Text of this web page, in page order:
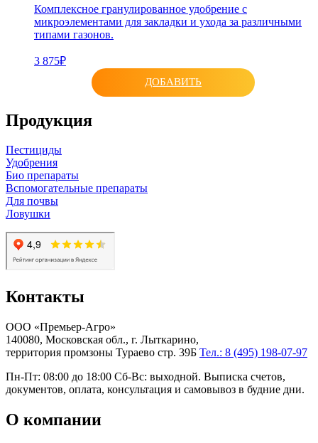
Комплексное гранулированное удобрение с
микроэлементами для закладки и ухода за различными
типами газонов.
3 875₽
ДОБАВИТЬ
Продукция
Пестициды
Удобрения
Био препараты
Вспомогательные препараты
Для почвы
Ловушки
Контакты
ООО «Премьер-Агро»
140080, Московская обл., г. Лыткарино,
территория промзоны Тураево стр. 39Б Тел.: 8 (495) 198-07-97
Пн-Пт: 08:00 до 18:00 Сб-Вс: выходной. Выписка счетов,
документов, оплата, консультация и самовывоз в будние дни.
О компании